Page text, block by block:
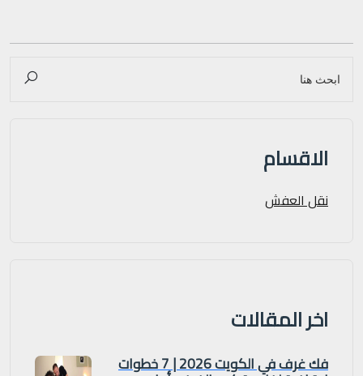
الاقسام
نقل العفش
اخر المقالات
فك غرف في الكويت 2026 | 7 خطوات